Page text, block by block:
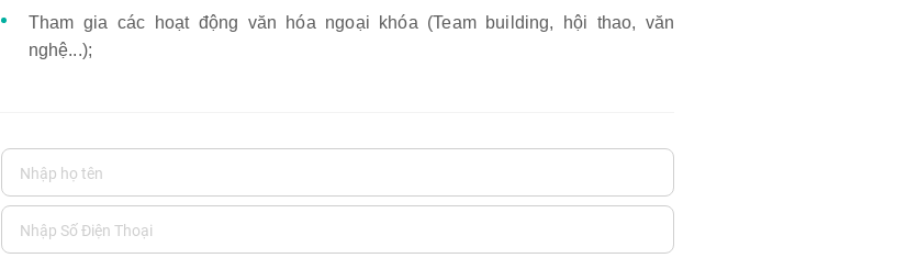
Tham gia các hoạt động văn hóa ngoại khóa (Team building, hội thao, văn
nghệ...);